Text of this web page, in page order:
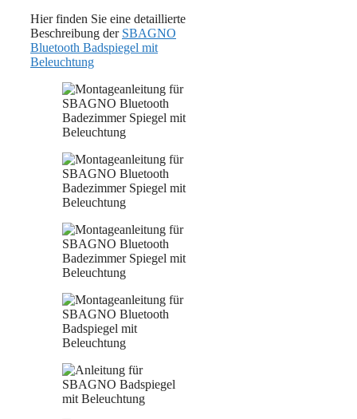
Hier finden Sie eine detaillierte
Beschreibung der SBAGNO
Bluetooth Badspiegel mit
Beleuchtung